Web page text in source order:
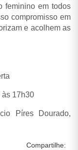
feminino em todos
compromisso em
e acolhem as
às 17h30
Píres Dourado,
Compartilhe: